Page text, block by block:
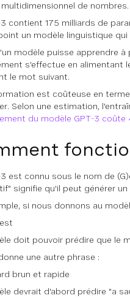
de
3 contient 175 milliards de
un modèle linguistique
modèle puisse apprendre
s'effectue en alimentant
le mot suivant.
est coûteuse en
Selon une estimation,
du modèle GPT-3 coûte
3 est connu sous le nom de
signifie qu'il peut générer
si nous donnons au
doit pouvoir prédire que le
une autre phrase :
brun et rapide
devrait d'abord prédire "a